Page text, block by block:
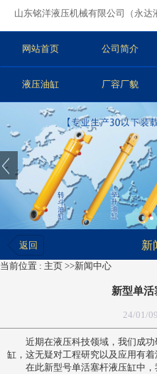
山东铭洋液压机械有限公司（永达
网站首页 公司简介
液压油缸 厂容厂貌
返回 新
当前位置 : 主页 >>新闻中心
新型单
24/01/
近期在液压科技领域，我们成功
缸，这无疑对工程研究以及应用有着
在此新型号单活塞杆液压缸中，